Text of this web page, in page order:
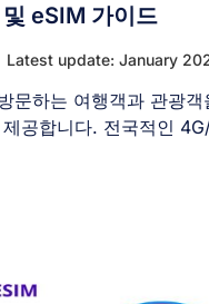
eSIM 가이드
Latest update: January
문하는 여행객과 관광
공합니다. 전국적인